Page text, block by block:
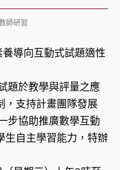
師研習
導向互動式試題適性
題於教學與評量之應
，支持計畫團隊發展
步協助推廣數學互動
生自主學習能力，特辦